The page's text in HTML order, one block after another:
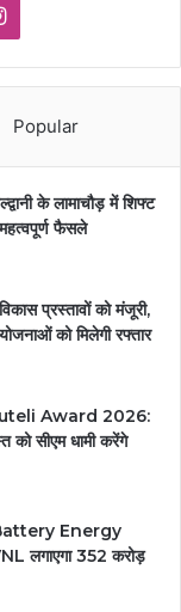
Instagram
Popular
के लामाचौड़ में शिफ्ट
महत्वपूर्ण फैसले
प्रस्तावों को मंजूरी,
को मिलेगी रफ्तार
Award 2026:
सीएम धामी करेंगे
Battery Energy
लगाएगा 352 करोड़